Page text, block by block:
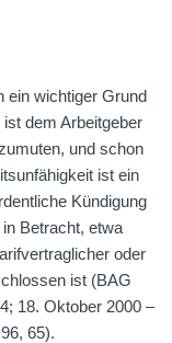
ein wichtiger Grund
dem Arbeitgeber
und schon
ist ein
Kündigung
Betracht, etwa
oder
ist (BAG
18. Oktober 2000 –
65).